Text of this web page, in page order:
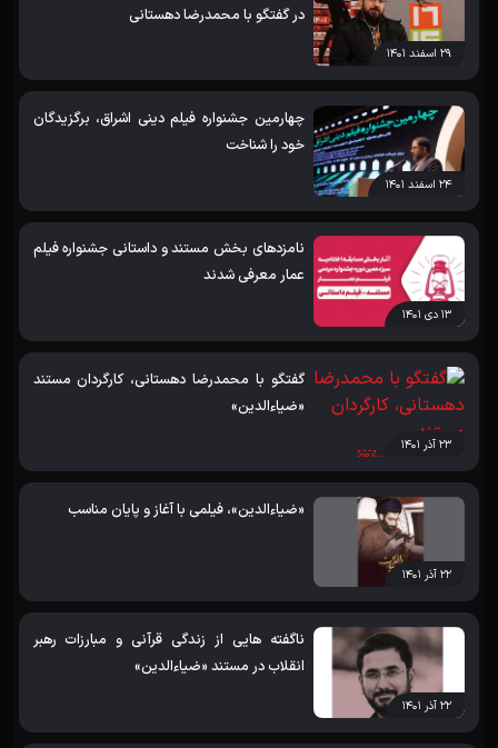
۲۹ اسفند ۱۴۰۱
در گفتگو با محمدرضا دهستانی
۲۴ اسفند ۱۴۰۱
چهارمین جشنواره فیلم دینی اشراق، برگزیدگان
خود را شناخت
۱۳ دی ۱۴۰۱
نامزدهای بخش مستند و داستانی جشنواره فیلم
عمار معرفی شدند
۲۳ آذر ۱۴۰۱
گفتگو با محمدرضا دهستانی، کارگردان مستند
«ضیاءالدین»￼
۲۲ آذر ۱۴۰۱
«ضیاءالدین»، فیلمی با آغاز و پایان مناسب
۲۲ آذر ۱۴۰۱
ناگفته هایی از زندگی قرآنی و مبارزات رهبر
انقلاب در مستند «ضیاءالدین»